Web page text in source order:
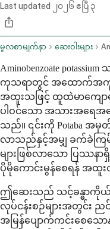
Last updated ၂၀၂၆ ဧပြီ ၃
မူလစာမျက်နှာ ဆေးဝါးများ
Aminobenzoate
ကုသရာတွင် အထောက်အကူပြု
အထူးသဖြင့် ထူထဲမာကျေ
ပါဝင်သော အသားအရေအ
သည်။ ၎င်းကို Potaba အမှ
လာသည်နှင့်အမျှ ခက်ခဲကြ
များဖြစ်လာသော ပြဿန
ပိုမိုကောင်းမွန်စေရန် အ
ဤဆေးသည် သင့်ခန္ဓာကိုယ်
လုပ်ငန်းစဉ်များအတွင်း
အမြန်ပျောက်ကင်းစေသ